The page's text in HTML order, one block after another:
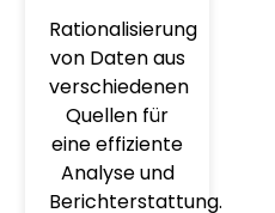
Rationalisierung
von Daten aus
verschiedenen
Quellen für
eine effiziente
Analyse und
Berichterstattung.